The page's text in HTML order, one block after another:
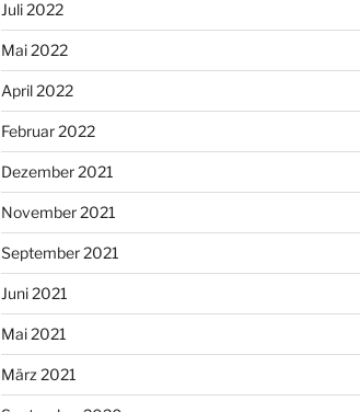
Juli 2022
Mai 2022
April 2022
Februar 2022
Dezember 2021
November 2021
September 2021
Juni 2021
Mai 2021
März 2021